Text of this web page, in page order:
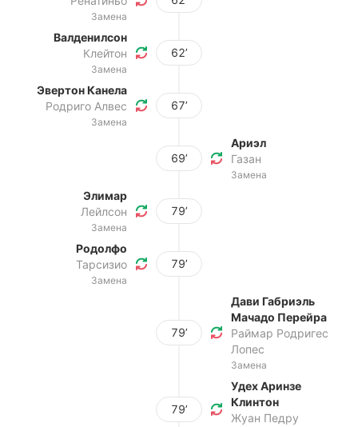
Замена
Валденилсон
Клейтон
Замена
62’
Эвертон Канела
Родриго Алвес
Замена
67’
69’
Ариэл
Газан
Замена
Элимар
Лейлсон
Замена
79’
Родолфо
Тарсизио
Замена
79’
79’
Дави Габриэль
Мачадо Перейра
Раймар Родригес
Лопес
Замена
79’
Удех Аринзе
Клинтон
Жуан Педру